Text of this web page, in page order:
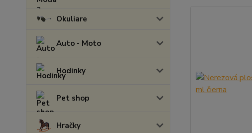
Okuliare
Auto - Moto
Hodinky
Pet shop
Hračky